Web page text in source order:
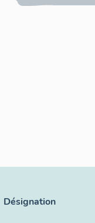
Désignation